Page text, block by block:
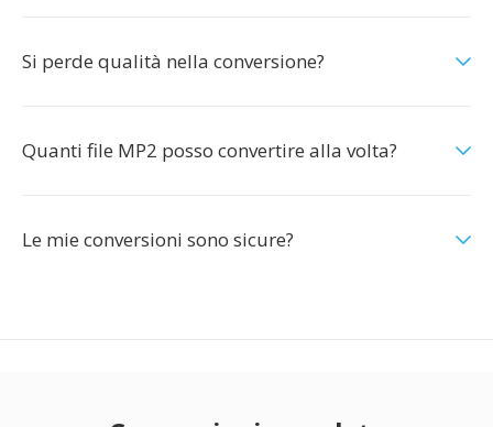
Si perde qualità nella conversione?
Quanti file MP2 posso convertire alla volta?
Le mie conversioni sono sicure?